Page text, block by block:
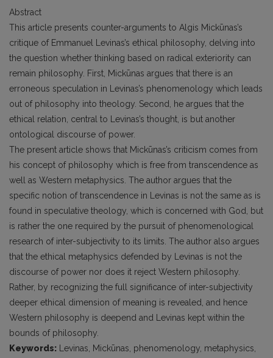
Abstract
This article presents counter-arguments to Algis Mickūnas’s
critique of Emmanuel Levinas’s ethical philosophy, delving into
the question whether thinking based on radical exteriority can
remain philosophy. First, Mickūnas argues that there is an
erroneous speculation in Levinas’s phenomenology which leads
out of philosophy into theology. Second, he argues that the
ethical relation, central to Levinas’s thought, is but another
ontological discourse of power.
The present article shows that Mickūnas’s criticism comes from
his concept of philosophy which is free from transcendence as
well as Western metaphysics. The author argues that the
specific notion of transcendence in Levinas is not the same as is
found in speculative theology, which is concerned with God, but
is rather the one required by the pursuit of phenomenological
research of inter-subjectivity to its limits. The author also argues
that the ethical metaphysics defended by Levinas is not the
discourse of power nor does it reject Western philosophy.
Rather, by recognizing the full significance of inter-subjectivity
deeper ethical dimension of meaning is revealed, and hence
Western philosophy is deepend and Levinas kept within the
bounds of philosophy.
Keywords: Levinas, Mickūnas, phenomenology, metaphysics,